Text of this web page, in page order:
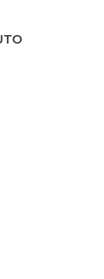
l'achat